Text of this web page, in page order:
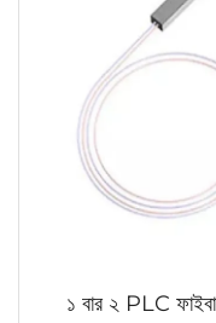
১ বার ২ PLC